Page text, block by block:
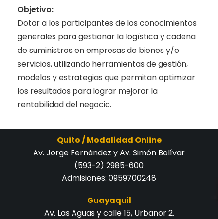
Objetivo:
Dotar a los participantes de los conocimientos
generales para gestionar la logística y cadena
de suministros en empresas de bienes y/o
servicios, utilizando herramientas de gestión,
modelos y estrategias que permitan optimizar
los resultados para lograr mejorar la
rentabilidad del negocio.
Quito / Modalidad Online
Av. Jorge Fernández y Av. Simón Bolívar
(593-2) 2985-600
Admisiones: 0959700248
Guayaquil
Av. Las Aguas y calle 15, Urbanor 2.